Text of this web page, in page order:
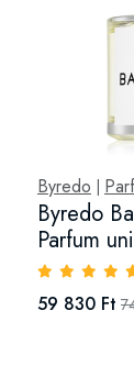
Byredo
Byredo
Parfum
59 830 Ft